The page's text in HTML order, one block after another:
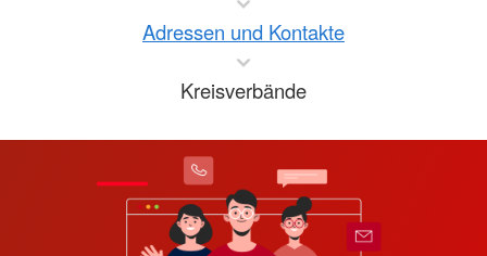
Adressen und Kontakte
Kreisverbände